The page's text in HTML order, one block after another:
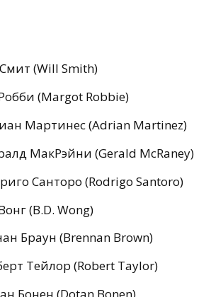
(Will Smith)
(Margot Robbie)
Мартинес (Adrian Martinez)
МакРэйни (Gerald McRaney)
Санторо (Rodrigo Santoro)
(B.D. Wong)
Браун (Brennan Brown)
Тейлор (Robert Taylor)